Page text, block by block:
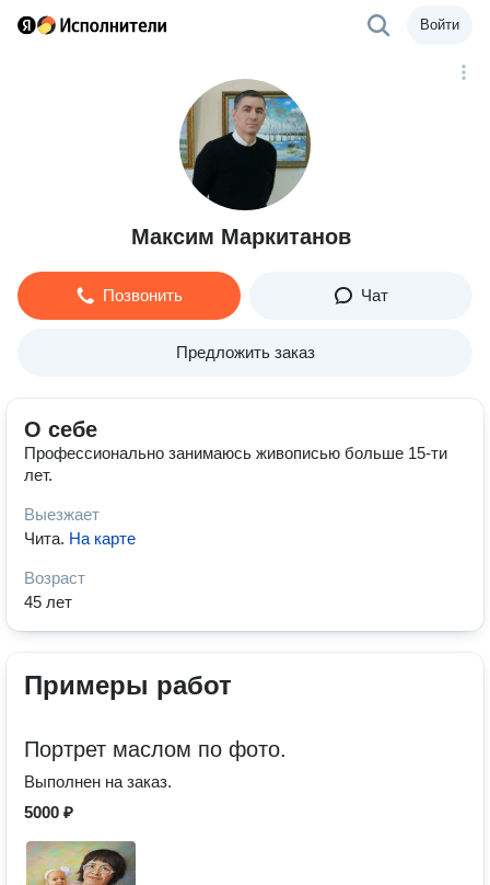
Войти
Максим Маркитанов
Позвонить Чат
Предложить заказ
О себе
Профессионально занимаюсь живописью больше 15-ти
лет.
Выезжает
Чита. На карте
Возраст
45 лет
Примеры работ
Портрет маслом по фото.
Выполнен на заказ.
5000 ₽